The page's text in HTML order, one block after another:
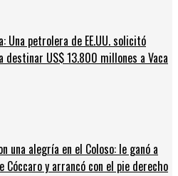
Una petrolera de EE.UU. solicitó
destinar US$ 13.800 millones a Vaca
una alegría en el Coloso: le ganó a
Cóccaro y arrancó con el pie derecho